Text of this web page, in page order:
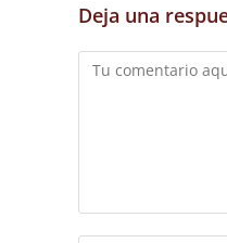
Deja una